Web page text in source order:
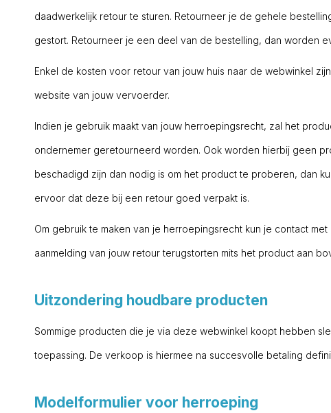
daadwerkelijk retour te sturen. Retourneer je de gehele
gestort. Retourneer je een deel van de bestelling, dan worden
Enkel de kosten voor retour van jouw huis naar de webwinkel
website van jouw vervoerder.
Indien je gebruik maakt van jouw herroepingsrecht, zal het
ondernemer geretourneerd worden. Ook worden hierbij geen
beschadigd zijn dan nodig is om het product te proberen, dan
ervoor dat deze bij een retour goed verpakt is.
Om gebruik te maken van je herroepingsrecht kun je contact
aanmelding van jouw retour terugstorten mits het product aan
Uitzondering houdbare producten
Sommige producten die je via deze webwinkel koopt hebben
toepassing. De verkoop is hiermee na succesvolle betaling
Modelformulier voor herroeping